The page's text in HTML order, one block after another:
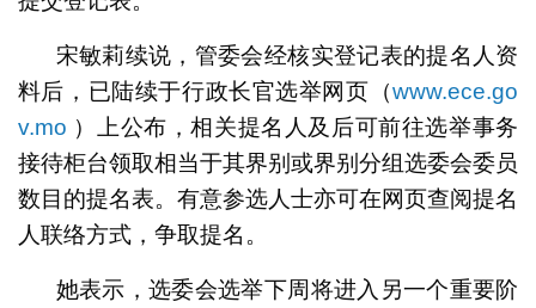
宋敏莉续说，管委会经核实登记表的提名人资
料后，已陆续于行政长官选举网页（www.ece.go
v.mo ）上公布，相关提名人及后可前往选举事务
接待柜台领取相当于其界别或界别分组选委会委员
数目的提名表。有意参选人士亦可在网页查阅提名
人联络方式，争取提名。
她表示，选委会选举下周将进入另一个重要阶